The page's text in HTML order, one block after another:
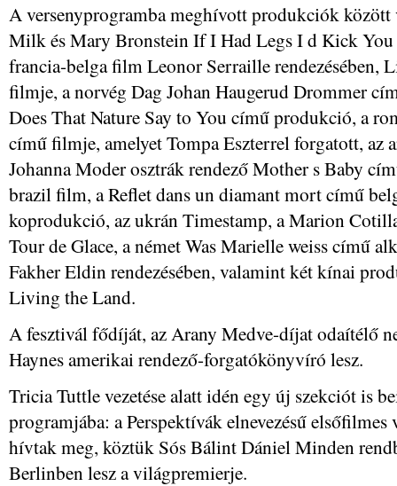
A versenyprogramba meghívott produkciók között
Milk és Mary Bronstein If I Had Legs I d Kick
francia-belga film Leonor Serraille rendezésében,
filmje, a norvég Dag Johan Haugerud Drommer
Does That Nature Say to You című produkció, a
című filmje, amelyet Tompa Eszterrel forgatott, az
Johanna Moder osztrák rendező Mother s Baby
brazil film, a Reflet dans un diamant mort című
koprodukció, az ukrán Timestamp, a Marion
Tour de Glace, a német Was Marielle weiss című
Fakher Eldin rendezésében, valamint két kínai
Living the Land.
A fesztivál fődíját, az Arany Medve-díjat odaítélő
Haynes amerikai rendező-forgatókönyvíró lesz.
Tricia Tuttle vezetése alatt idén egy új szekciót is
programjába: a Perspektívák elnevezésű
hívtak meg, köztük Sós Bálint Dániel Minden
Berlinben lesz a világpremierje.